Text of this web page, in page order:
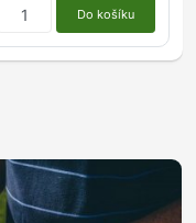
Do košíku